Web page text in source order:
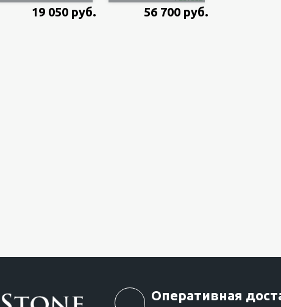
GKF 600
060160A100, 600
19 050 руб.
574175, 1.1 кВт,
56 700 руб.
Оперативная